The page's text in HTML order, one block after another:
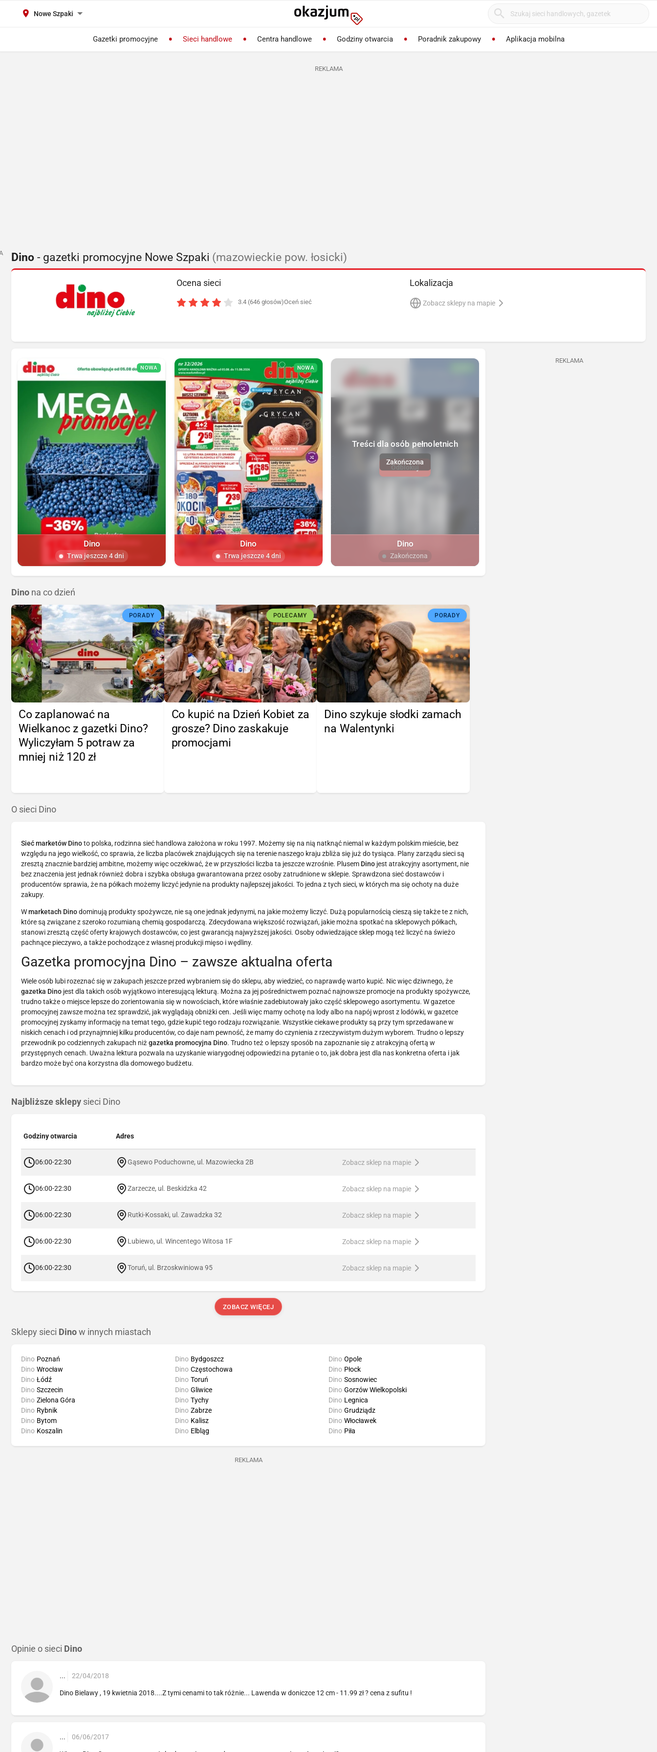
Nowe Szpaki
Gazetki promocyjne Sieci handlowe Centra handlowe Godziny otwarcia Poradnik zakupowy Aplikacja mobilna
REKLAMA
Dino - gazetki promocyjne Nowe Szpaki (mazowieckie pow. łosicki)
Ocena sieci
3.4 (646 głosów)Oceń sieć
Lokalizacja
Zobacz sklepy na mapie
NOWA
Dino
Trwa jeszcze 4 dni
NOWA
Dino
Trwa jeszcze 4 dni
Treści dla osób pełnoletnich
Dino
Zakończona
Dino na co dzień
PORADY
Co zaplanować na
Wielkanoc z gazetki Dino?
Wyliczyłam 5 potraw za
mniej niż 120 zł
POLECAMY
Co kupić na Dzień Kobiet za
grosze? Dino zaskakuje
promocjami
PORADY
Dino szykuje słodki zamach
na Walentynki
O sieci Dino
Sieć marketów Dinoto polska, rodzinna sieć handlowa założona w roku 1997. Możemy się na nią natknąć niemal w każdym polskim mieście, bez
względu na jego wielkość, co sprawia, że liczba placówek znajdujących się na terenie naszego kraju zbliża się już do tysiąca. Plany zarządu sieci są
zresztą znacznie bardziej ambitne, możemy więc oczekiwać, że w przyszłości liczba ta jeszcze wzrośnie. Plusem Dino jest atrakcyjny asortyment, nie
bez znaczenia jest jednak również dobra i szybka obsługa gwarantowana przez osoby zatrudnione w sklepie. Sprawdzona sieć dostawców i
producentów sprawia, że na półkach możemy liczyć jedynie na produkty najlepszej jakości. To jedna z tych sieci, w których ma się ochoty na duże
zakupy.
Wmarketach Dinodominują produkty spożywcze, nie są one jednak jedynymi, na jakie możemy liczyć. Dużą popularnością cieszą się także te z nich,
które są związane z szeroko rozumianą chemią gospodarczą. Zdecydowana większość rozwiązań, jakie można spotkać na sklepowych półkach,
stanowi zresztą część oferty krajowych dostawców, co jest gwarancją najwyższej jakości. Osoby odwiedzające sklep mogą też liczyć na świeżo
pachnące pieczywo, a także pochodzące z własnej produkcji mięso i wędliny.
Gazetka promocyjna Dino – zawsze aktualna oferta
Wiele osób lubi rozeznać się w zakupach jeszcze przed wybraniem się do sklepu, aby wiedzieć, co naprawdę warto kupić. Nic więc dziwnego, że
gazetka Dino jest dla takich osób wyjątkowo interesującą lekturą. Można za jej pośrednictwem poznać najnowsze promocje na produkty spożywcze,
trudno także o miejsce lepsze do zorientowania się w nowościach, które właśnie zadebiutowały jako część sklepowego asortymentu. W gazetce
promocyjnej zawsze można tez sprawdzić, jak wyglądają obniżki cen. Jeśli więc mamy ochotę na lody albo na napój wprost z lodówki, w gazetce
promocyjnej zyskamy informację na temat tego, gdzie kupić tego rodzaju rozwiązanie. Wszystkie ciekawe produkty są przy tym sprzedawane w
niskich cenach i od przynajmniej kilku producentów, co daje nam pewność, że mamy do czynienia z rzeczywistym dużym wyborem. Trudno o lepszy
przewodnik po codziennych zakupach niż gazetka promocyjna Dino. Trudno też o lepszy sposób na zapoznanie się z atrakcyjną ofertą w
przystępnych cenach. Uważna lektura pozwala na uzyskanie wiarygodnej odpowiedzi na pytanie o to, jak dobra jest dla nas konkretna oferta i jak
bardzo może być ona korzystna dla domowego budżetu.
Najbliższe sklepy sieci Dino
Godziny otwarcia Adres
06:00-22:30 Gąsewo Poduchowne, ul. Mazowiecka 2B Zobacz sklep na mapie
06:00-22:30 Zarzecze, ul. Beskidzka 42 Zobacz sklep na mapie
06:00-22:30 Rutki-Kossaki, ul. Zawadzka 32 Zobacz sklep na mapie
06:00-22:30 Lubiewo, ul. Wincentego Witosa 1F Zobacz sklep na mapie
06:00-22:30 Toruń, ul. Brzoskwiniowa 95 Zobacz sklep na mapie
ZOBACZ WIĘCEJ
Sklepy sieci Dino w innych miastach
Dino Poznań
Dino Wrocław
Dino Łódź
Dino Szczecin
Dino Bydgoszcz
Dino Częstochowa
Dino Toruń
Dino Gliwice
Dino Opole
Dino Płock
Dino Sosnowiec
Dino Gorzów Wielkopolski
Dino Zielona Góra
Dino Rybnik
Dino Bytom
Dino Koszalin
Dino Tychy
Dino Zabrze
Dino Kalisz
Dino Elbląg
Dino Legnica
Dino Grudziądz
Dino Włocławek
Dino Piła
REKLAMA
Opinie o sieci Dino
... 22/04/2018
Dino Bielawy , 19 kwietnia 2018....Z tymi cenami to tak różnie... Lawenda w doniczce 12 cm - 11.99 zł ? cena z sufitu !
... 06/06/2017
REKLAMA